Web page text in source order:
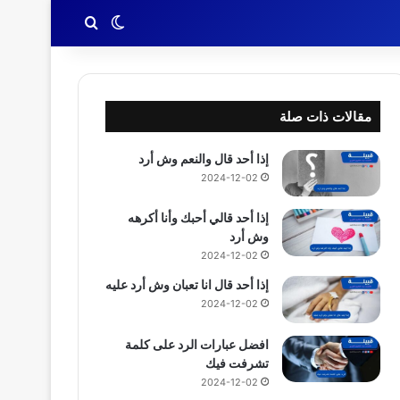
الوضع المظلم
بحث عن
مقالات ذات صلة
إذا أحد قال والنعم وش أرد
2024-12-02
إذا أحد قالي أحبك وأنا أكرهه
وش أرد
2024-12-02
إذا أحد قال انا تعبان وش أرد عليه
2024-12-02
افضل عبارات الرد على كلمة
تشرفت فيك
2024-12-02